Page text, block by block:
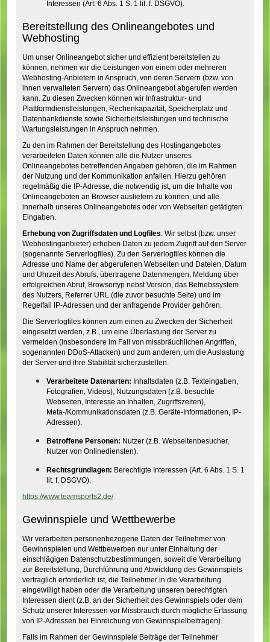
Interessen (Art. 6 Abs. 1 S. 1 lit. f. DSGVO).
Bereitstellung des Onlineangebotes und
Webhosting
Um unser Onlineangebot sicher und effizient bereitstellen zu
können, nehmen wir die Leistungen von einem oder mehreren
Webhosting-Anbietern in Anspruch, von deren Servern (bzw. von
ihnen verwalteten Servern) das Onlineangebot abgerufen werden
kann. Zu diesen Zwecken können wir Infrastruktur- und
Plattformdienstleistungen, Rechenkapazität, Speicherplatz und
Datenbankdienste sowie Sicherheitsleistungen und technische
Wartungsleistungen in Anspruch nehmen.
Zu den im Rahmen der Bereitstellung des Hostingangebotes
verarbeiteten Daten können alle die Nutzer unseres
Onlineangebotes betreffenden Angaben gehören, die im Rahmen
der Nutzung und der Kommunikation anfallen. Hierzu gehören
regelmäßig die IP-Adresse, die notwendig ist, um die Inhalte von
Onlineangeboten an Browser ausliefern zu können, und alle
innerhalb unseres Onlineangebotes oder von Webseiten getätigten
Eingaben.
Erhebung von Zugriffsdaten und Logfiles: Wir selbst (bzw. unser
Webhostinganbieter) erheben Daten zu jedem Zugriff auf den Server
(sogenannte Serverlogfiles). Zu den Serverlogfiles können die
Adresse und Name der abgerufenen Webseiten und Dateien, Datum
und Uhrzeit des Abrufs, übertragene Datenmengen, Meldung über
erfolgreichen Abruf, Browsertyp nebst Version, das Betriebssystem
des Nutzers, Referrer URL (die zuvor besuchte Seite) und im
Regelfall IP-Adressen und der anfragende Provider gehören.
Die Serverlogfiles können zum einen zu Zwecken der Sicherheit
eingesetzt werden, z.B., um eine Überlastung der Server zu
vermeiden (insbesondere im Fall von missbräuchlichen Angriffen,
sogenannten DDoS-Attacken) und zum anderen, um die Auslastung
der Server und ihre Stabilität sicherzustellen.
Verarbeitete Datenarten: Inhaltsdaten (z.B. Texteingaben,
Fotografien, Videos), Nutzungsdaten (z.B. besuchte
Webseiten, Interesse an Inhalten, Zugriffszeiten),
Meta-/Kommunikationsdaten (z.B. Geräte-Informationen, IP-
Adressen).
Betroffene Personen: Nutzer (z.B. Webseitenbesucher,
Nutzer von Onlinediensten).
Rechtsgrundlagen: Berechtigte Interessen (Art. 6 Abs. 1 S. 1
lit. f. DSGVO).
https://www.teamsports2.de/
Gewinnspiele und Wettbewerbe
Wir verarbeiten personenbezogene Daten der Teilnehmer von
Gewinnspielen und Wettbewerben nur unter Einhaltung der
einschlägigen Datenschutzbestimmungen, soweit die Verarbeitung
zur Bereitstellung, Durchführung und Abwicklung des Gewinnspiels
vertraglich erforderlich ist, die Teilnehmer in die Verarbeitung
eingewilligt haben oder die Verarbeitung unseren berechtigten
Interessen dient (z.B. an der Sicherheit des Gewinnspiels oder dem
Schutz unserer Interessen vor Missbrauch durch mögliche Erfassung
von IP-Adressen bei Einreichung von Gewinnspielbeiträgen).
Falls im Rahmen der Gewinnspiele Beiträge der Teilnehmer